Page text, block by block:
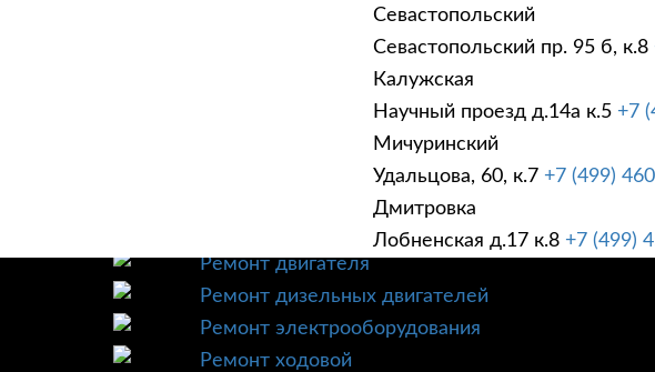
Севастопольский
Севастопольский пр. 95 б, к.8
Калужская
Научный проезд д.14а к.5 +7
Мичуринский
Удальцова, 60, к.7 +7 (499)
Дмитровка
Лобненская д.17 к.8 +7 (499)
УСЛУГИ
Техническое обслуживание
Ремонт трансмиссии
Ремонт двигателя
Ремонт дизельных двигателей
Ремонт электрооборудования
Ремонт ходовой